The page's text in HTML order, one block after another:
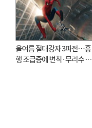
올여름 절대강자 3파전…흥
행 조급증에 변칙·무리수 마